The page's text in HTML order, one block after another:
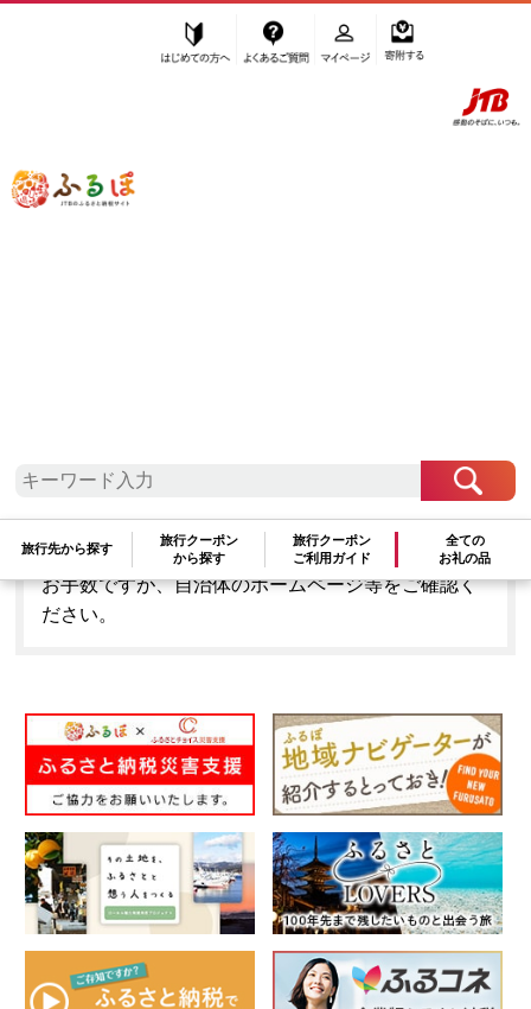
ふるぽ JTBのふるさと納税サイト
旅行先から探す
旅行クーポン
から探す
旅行クーポン
ご利用ガイド
全ての
お礼の品
「長野県東御市」はふるぽからお申込みをすること
はできません。
お手数ですが、自治体のホームページ等をご確認く
ださい。